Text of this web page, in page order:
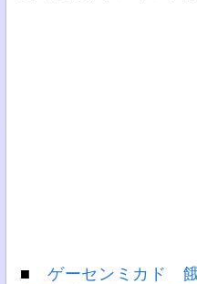
■ゲーセンミカド